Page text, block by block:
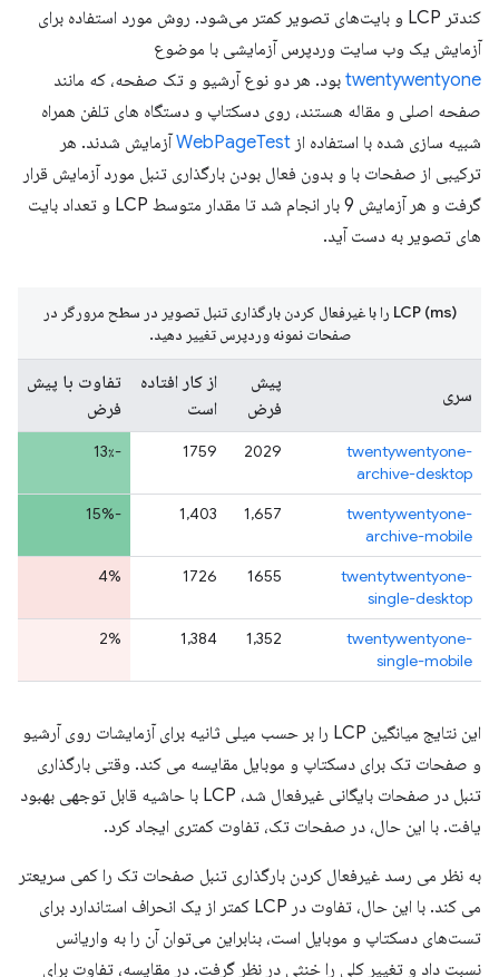
کندتر LCP و بایت‌های تصویر کمتر می‌شود. روش مورد استفاده برای
آزمایش یک وب سایت وردپرس آزمایشی با موضوع
twentywentyone بود. هر دو نوع آرشیو و تک صفحه، که مانند
صفحه اصلی و مقاله هستند، روی دسکتاپ و دستگاه های تلفن همراه
شبیه سازی شده با استفاده از WebPageTest آزمایش شدند. هر
ترکیبی از صفحات با و بدون فعال بودن بارگذاری تنبل مورد آزمایش قرار
گرفت و هر آزمایش 9 بار انجام شد تا مقدار متوسط ​​LCP و تعداد بایت
های تصویر به دست آید.
سری
پیش
فرض
از کار افتاده
است
تفاوت با پیش
فرض
twentywentyone-
archive-desktop
2029
1759 -13٪
twentywentyone-
archive-mobile
1,657
1,403
-15%
twentytwentyone-
single-desktop
1655
1726
4%
twentywentyone-
single-mobile
1,352
1,384
2%
LCP (ms) را با غیرفعال کردن بارگذاری تنبل تصویر در سطح مرورگر در
صفحات نمونه وردپرس تغییر دهید.
این نتایج میانگین LCP را بر حسب میلی ثانیه برای آزمایشات روی آرشیو
و صفحات تک برای دسکتاپ و موبایل مقایسه می کند. وقتی بارگذاری
تنبل در صفحات بایگانی غیرفعال شد، LCP با حاشیه قابل توجهی بهبود
یافت. با این حال، در صفحات تک، تفاوت کمتری ایجاد کرد.
به نظر می رسد غیرفعال کردن بارگذاری تنبل صفحات تک را کمی سریعتر
می کند. با این حال، تفاوت در LCP کمتر از یک انحراف استاندارد برای
تست‌های دسکتاپ و موبایل است، بنابراین می‌توان آن را به واریانس
نسبت داد و تغییر کلی را خنثی در نظر گرفت. در مقایسه، تفاوت برای